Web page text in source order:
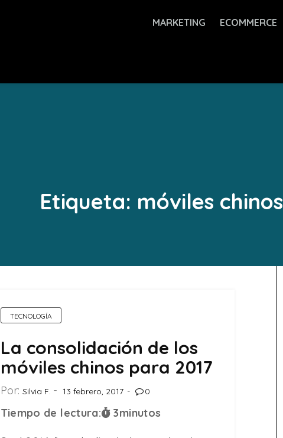
MARKETING ECOMMERCE
Etiqueta: móviles chinos
TECNOLOGÍA
La consolidación de los
móviles chinos para 2017
Por: Silvia F. 13 febrero, 2017 0
Tiempo de lectura: 3minutos